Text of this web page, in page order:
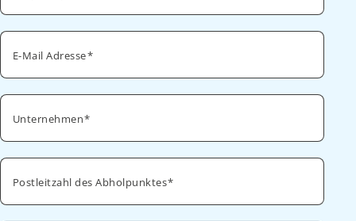
E-Mail Adresse
Unternehmen
Postleitzahl des Abholpunktes